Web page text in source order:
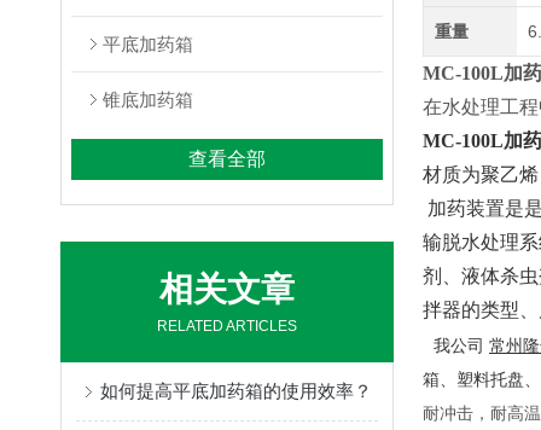
平底加药箱
锥底加药箱
查看全部
相关文章
RELATED ARTICLES
如何提高平底加药箱的使用效率？
重量
MC-100L加
在水处理工
MC-100L加
材质为聚乙
加药装置是
输脱水处理
剂、液体杀
拌器的类型
我公司 常州
箱、塑料托盘
耐冲击，耐高